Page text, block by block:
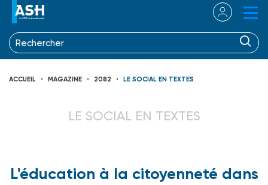
ACCUEIL MAGAZINE 2082 LE SOCIAL EN TEXTES
LE SOCIAL EN TEXTES
L'éducation à la citoyenneté dans